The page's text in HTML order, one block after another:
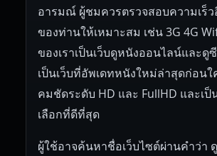
อารมณ์ ผู้ชมควรตรวจสอบความเร็ว
ของท่านให้เหมาะสม เช่น 3G 4G
ของเราเป็นเว็บดูหนังออนไลน์และดู
เป็นเว็บที่อัพเดทหนังใหม่ล่าสุดก่อน
คมชัดระดับ HD และ FullHD และเป็
เลือกที่ดีที่สุด
ผู้ใช้อาจค้นหาชื่อเว็บไซต์ผ่านคำว่า